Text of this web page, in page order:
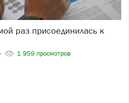
1 959 просмотров